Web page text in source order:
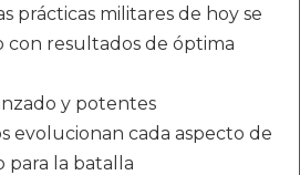
prácticas militares de hoy se
con resultados de óptima
y potentes
evolucionan cada aspecto de
para la batalla